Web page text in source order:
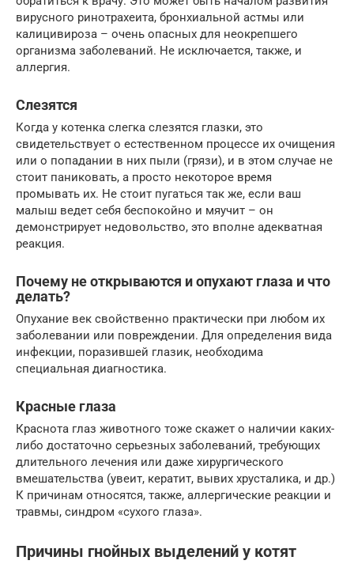
вирусного ринотрахеита, бронхиальной астмы или
калицивироза – очень опасных для неокрепшего
организма заболеваний. Не исключается, также, и
аллергия.
Слезятся
Когда у котенка слегка слезятся глазки, это
свидетельствует о естественном процессе их очищения
или о попадании в них пыли (грязи), и в этом случае не
стоит паниковать, а просто некоторое время
промывать их. Не стоит пугаться так же, если ваш
малыш ведет себя беспокойно и мяучит – он
демонстрирует недовольство, это вполне адекватная
реакция.
Почему не открываются и опухают глаза и что
делать?
Опухание век свойственно практически при любом их
заболевании или повреждении. Для определения вида
инфекции, поразившей глазик, необходима
специальная диагностика.
Красные глаза
Краснота глаз животного тоже скажет о наличии каких-
либо достаточно серьезных заболеваний, требующих
длительного лечения или даже хирургического
вмешательства (увеит, кератит, вывих хрусталика, и др.)
К причинам относятся, также, аллергические реакции и
травмы, синдром «сухого глаза».
Причины гнойных выделений у котят